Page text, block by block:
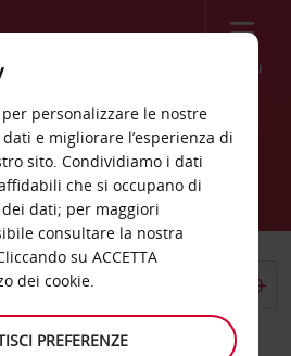
Menù
Crittenden
diversa
personalizzare le nostre
e migliorare l’esperienza di
sito. Condividiamo i dati
che si occupano di
dati; per maggiori
consultare la nostra
su ACCETTA
dei cookie.
PREFERENZE